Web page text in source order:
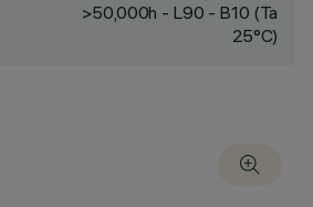
>50,000h - L90 - B10 (Ta
25°C)